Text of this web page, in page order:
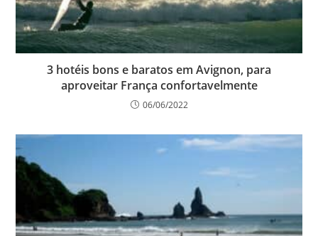
3 hotéis bons e baratos em Avignon, para
aproveitar França confortavelmente
06/06/2022